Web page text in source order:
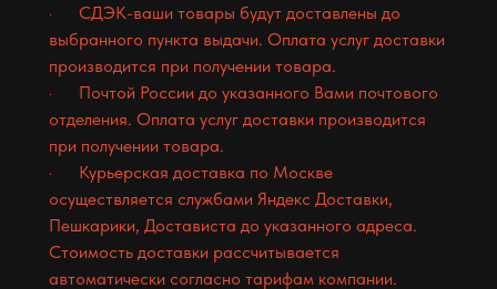
· СДЭК-ваши товары будут доставлены до
выбранного пункта выдачи. Оплата услуг доставки
производится при получении товара.
· Почтой России до указанного Вами почтового
отделения. Оплата услуг доставки производится
при получении товара.
· Курьерская доставка по Москве
осуществляется службами Яндекс Доставки,
Пешкарики, Достависта до указанного адреса.
Стоимость доставки рассчитывается
автоматически согласно тарифам компании.